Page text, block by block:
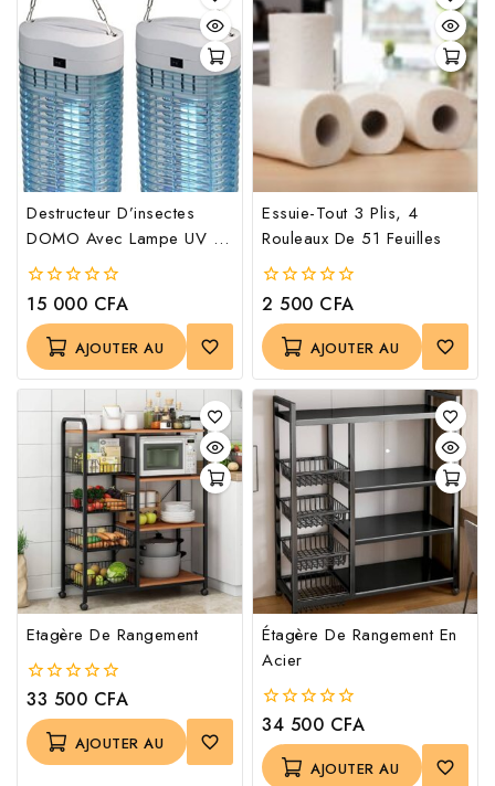
Destructeur D’insectes
DOMO Avec Lampe UV 11
W
0
out
of
5
15 000 CFA
AJOUTER AU
PANIER
Essuie-Tout 3 Plis, 4
Rouleaux De 51 Feuilles
0
out
of
5
2 500 CFA
AJOUTER AU
PANIER
Etagère De Rangement
0
out
of
5
33 500 CFA
AJOUTER AU
PANIER
Étagère De Rangement En
Acier
0
out
of
5
34 500 CFA
AJOUTER AU